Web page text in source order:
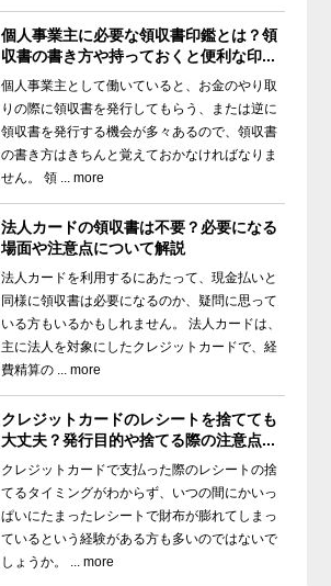
個人事業主に必要な領収書印鑑とは？領
収書の書き方や持っておくと便利な印...
個人事業主として働いていると、お金のやり取
りの際に領収書を発行してもらう、または逆に
領収書を発行する機会が多々あるので、領収書
の書き方はきちんと覚えておかなければなりま
せん。 領 ... more
法人カードの領収書は不要？必要になる
場面や注意点について解説
法人カードを利用するにあたって、現金払いと
同様に領収書は必要になるのか、疑問に思って
いる方もいるかもしれません。 法人カードは、
主に法人を対象にしたクレジットカードで、経
費精算の ... more
クレジットカードのレシートを捨てても
大丈夫？発行目的や捨てる際の注意点...
クレジットカードで支払った際のレシートの捨
てるタイミングがわからず、いつの間にかいっ
ぱいにたまったレシートで財布が膨れてしまっ
ているという経験がある方も多いのではないで
しょうか。 ... more